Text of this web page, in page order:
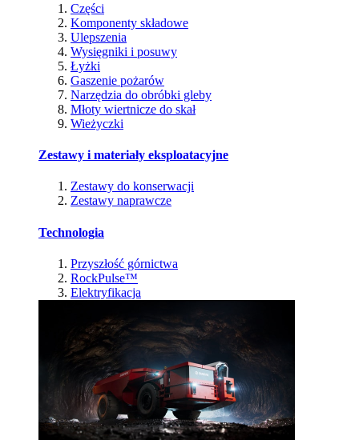
Części
Komponenty składowe
Ulepszenia
Wysięgniki i posuwy
Łyżki
Gaszenie pożarów
Narzędzia do obróbki gleby
Młoty wiertnicze do skał
Wieżyczki
Zestawy i materiały eksploatacyjne
Zestawy do konserwacji
Zestawy naprawcze
Technologia
Przyszłość górnictwa
RockPulse™
Elektryfikacja